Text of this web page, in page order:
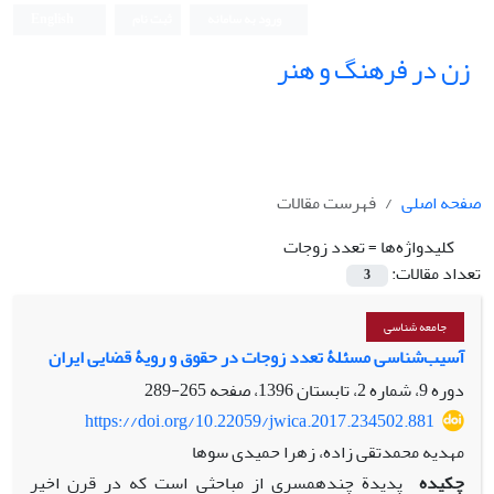
زن در فرهنگ و هنر
صفحه اصلی
فهرست مقالات
کلیدواژه‌ها =تعدد زوجات
تعداد مقالات:
3
جامعه شناسی
آسیب‌شناسی مسئلۀ تعدد زوجات در حقوق و رویۀ قضایی ایران
دوره 9، شماره 2، تابستان 1396، صفحه
265-289
https://doi.org/10.22059/jwica.2017.234502.881
مهدیه محمدتقی زاده، زهرا حمیدی سوها
چکیده پدیدة چندهمسری از مباحثی است که در قرن اخیر